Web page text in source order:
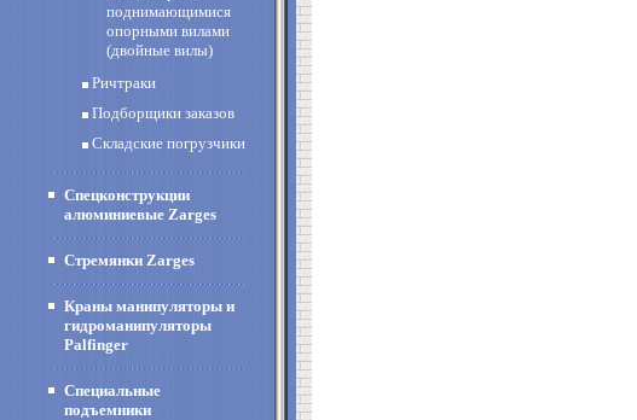
поднимающимися
опорными вилами
(двойные вилы)
Ричтраки
Подборщики заказов
Складские погрузчики
Спецконструкции
алюминиевые Zarges
Стремянки Zarges
Краны манипуляторы и
гидроманипуляторы
Palfinger
Специальные
подъемники